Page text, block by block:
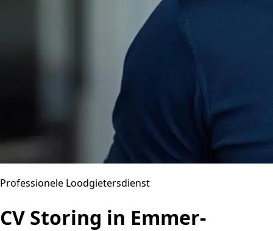
Professionele Loodgietersdienst
CV Storing in Emmer-